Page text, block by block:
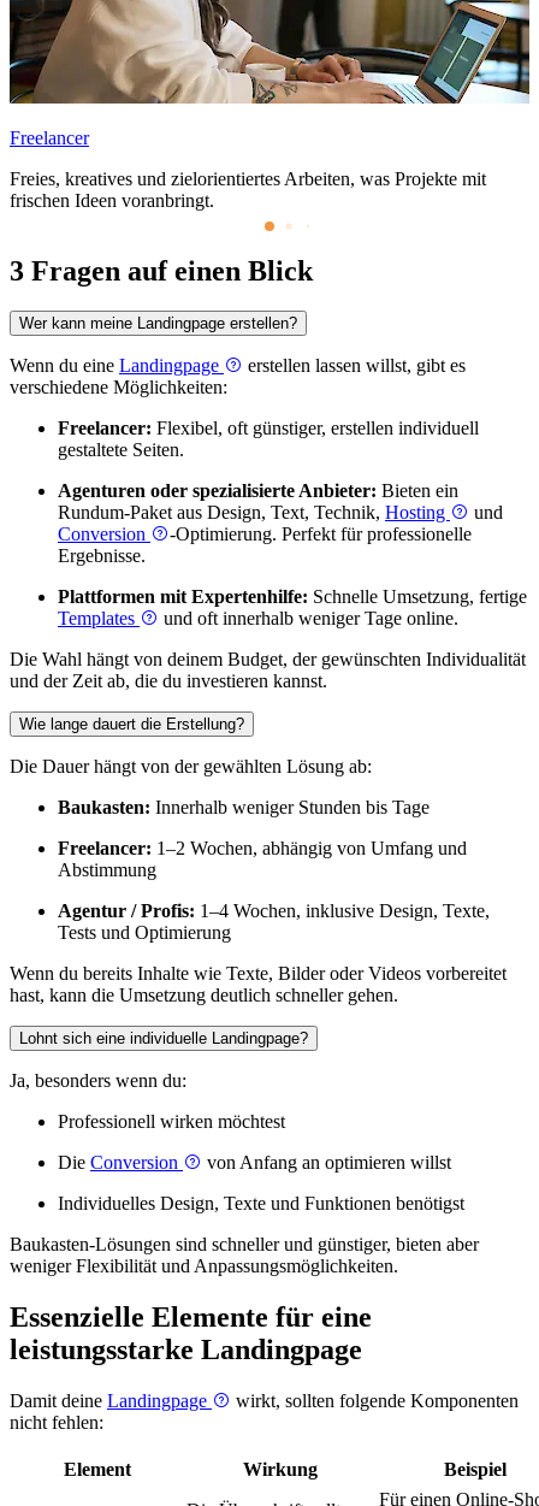
Freelancer
Freies, kreatives und zielorientiertes Arbeiten, was Projekte mit
frischen Ideen voranbringt.
3 Fragen auf einen Blick
Wer kann meine Landingpage erstellen?
Wenn du eine Landingpage
erstellen lassen willst, gibt es
verschiedene Möglichkeiten:
Freelancer: Flexibel, oft günstiger, erstellen individuell
gestaltete Seiten.
Agenturen oder spezialisierte Anbieter: Bieten ein
Rundum-Paket aus Design, Text, Technik, Hosting
und
Conversion
-Optimierung. Perfekt für professionelle
Ergebnisse.
Plattformen mit Expertenhilfe: Schnelle Umsetzung, fertige
Templates
und oft innerhalb weniger Tage online.
Die Wahl hängt von deinem Budget, der gewünschten Individualität
und der Zeit ab, die du investieren kannst.
Wie lange dauert die Erstellung?
Die Dauer hängt von der gewählten Lösung ab:
Baukasten: Innerhalb weniger Stunden bis Tage
Freelancer: 1–2 Wochen, abhängig von Umfang und
Abstimmung
Agentur / Profis: 1–4 Wochen, inklusive Design, Texte,
Tests und Optimierung
Wenn du bereits Inhalte wie Texte, Bilder oder Videos vorbereitet
hast, kann die Umsetzung deutlich schneller gehen.
Lohnt sich eine individuelle Landingpage?
Ja, besonders wenn du:
Professionell wirken möchtest
Die Conversion
von Anfang an optimieren willst
Individuelles Design, Texte und Funktionen benötigst
Baukasten-Lösungen sind schneller und günstiger, bieten aber
weniger Flexibilität und Anpassungsmöglichkeiten.
Essenzielle Elemente für eine
leistungsstarke Landingpage
Damit deine Landingpage
wirkt, sollten folgende Komponenten
nicht fehlen:
Element Wirkung
Beispiel
Für einen Online-